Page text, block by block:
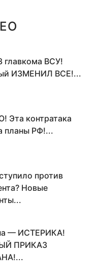
ВСУ!
ИЗМЕНИЛ ВСЕ!...
Эта контратака
планы РФ!...
против
Новые
— ИСТЕРИКА!
ПРИКАЗ